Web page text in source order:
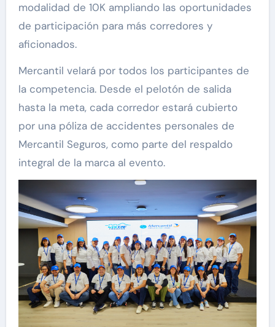
modalidad de 10K ampliando las oportunidades
de participación para más corredores y
aficionados.
Mercantil velará por todos los participantes de
la competencia. Desde el pelotón de salida
hasta la meta, cada corredor estará cubierto
por una póliza de accidentes personales de
Mercantil Seguros, como parte del respaldo
integral de la marca al evento.